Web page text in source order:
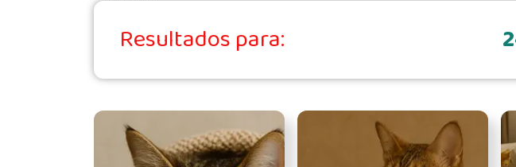
Resultados para: